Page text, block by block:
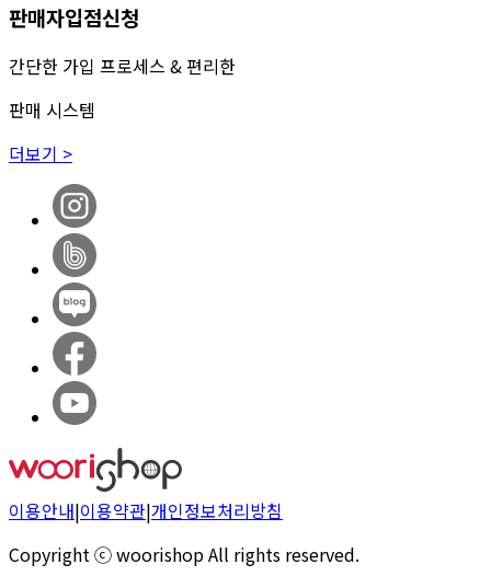
판매자입점신청
간단한 가입 프로세스 & 편리한
판매 시스템
더보기 >
이용안내|이용약관|개인정보처리방침
Copyright ⓒ woorishop All rights reserved.